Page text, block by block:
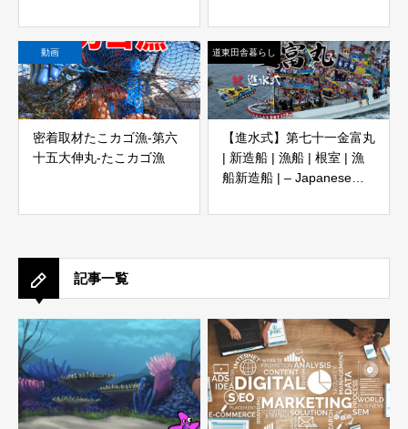
動画
密着取材たこカゴ漁-第六
十五大伸丸-たこカゴ漁
道東田舎暮らし
【進水式】第七十一金富丸
| 新造船 | 漁船 | 根室 | 漁
船新造船 | – Japanese
ceremony in Hokkaido
記事一覧